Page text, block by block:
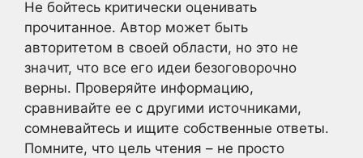
Не бойтесь критически оценивать
прочитанное. Автор может быть
авторитетом в своей области, но это не
значит, что все его идеи безоговорочно
верны. Проверяйте информацию,
сравнивайте ее с другими источниками,
сомневайтесь и ищите собственные ответы.
Помните, что цель чтения – не просто